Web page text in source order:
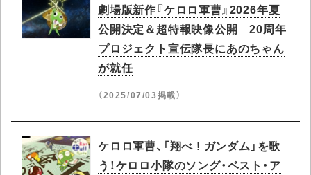
劇場版新作『ケロロ軍曹』2026年夏
公開決定＆超特報映像公開 20周年
プロジェクト宣伝隊長にあのちゃん
が就任
（2025/07/03掲載）
ケロロ軍曹、「翔べ ! ガンダム」を歌
う！ケロロ小隊のソング・ベスト・ア